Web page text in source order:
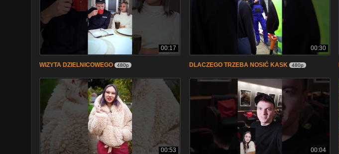
00:17
WIZYTA DZIELNICOWEGO 480p
00:30
DLACZEGO TRZEBA NOSIĆ KASK 480p
00:53 00:04